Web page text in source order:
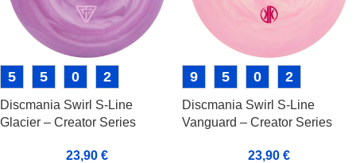
5 5 0 2
Discmania Swirl S-Line
Glacier – Creator Series
23,90 €
9 5 0 2
Discmania Swirl S-Line
Vanguard – Creator Series
23,90 €